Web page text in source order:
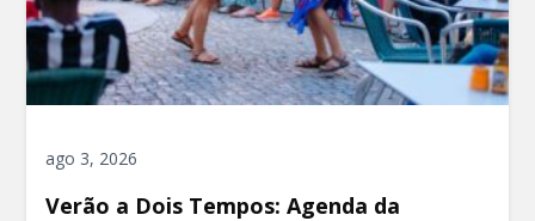
ago 3, 2026
Verão a Dois Tempos: Agenda da